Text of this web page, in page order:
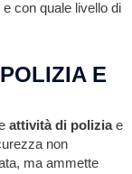
con quale livello di
E
attività di poliziae
non
ma ammette